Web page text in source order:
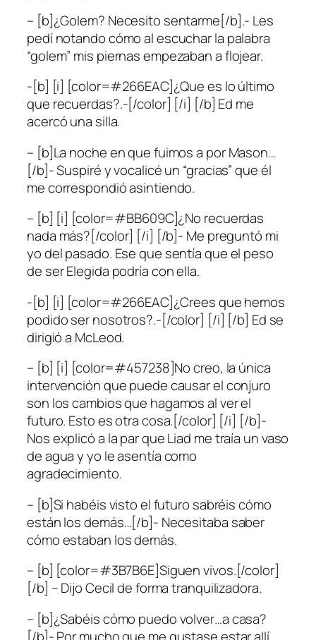
– [b]¿Golem? Necesito sentarme[/b].- Les
pedí notando cómo al escuchar la palabra
“golem” mis piernas empezaban a flojear.
-[b] [i] [color=#266EAC]¿Que es lo último
que recuerdas?.-[/color] [/i] [/b] Ed me
acercó una silla.
– [b]La noche en que fuimos a por Mason…
[/b]- Suspiré y vocalicé un “gracias” que él
me correspondió asintiendo.
– [b] [i] [color=#BB609C]¿No recuerdas
nada más?[/color] [/i] [/b]- Me preguntó mi
yo del pasado. Ese que sentía que el peso
de ser Elegida podría con ella.
-[b] [i] [color=#266EAC]¿Crees que hemos
podido ser nosotros?.-[/color] [/i] [/b] Ed se
dirigió a McLeod.
– [b] [i] [color=#457238]No creo, la única
intervención que puede causar el conjuro
son los cambios que hagamos al ver el
futuro. Esto es otra cosa.[/color] [/i] [/b]-
Nos explicó a la par que Liad me traía un vaso
de agua y yo le asentía como
agradecimiento.
– [b]Si habéis visto el futuro sabréis cómo
están los demás…[/b]- Necesitaba saber
cómo estaban los demás.
– [b] [color=#3B7B6E]Siguen vivos.[/color]
[/b] – Dijo Cecil de forma tranquilizadora.
– [b]¿Sabéis cómo puedo volver…a casa?